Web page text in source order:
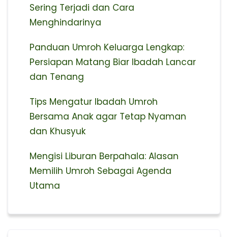
Sering Terjadi dan Cara
Menghindarinya
Panduan Umroh Keluarga Lengkap:
Persiapan Matang Biar Ibadah Lancar
dan Tenang
Tips Mengatur Ibadah Umroh
Bersama Anak agar Tetap Nyaman
dan Khusyuk
Mengisi Liburan Berpahala: Alasan
Memilih Umroh Sebagai Agenda
Utama